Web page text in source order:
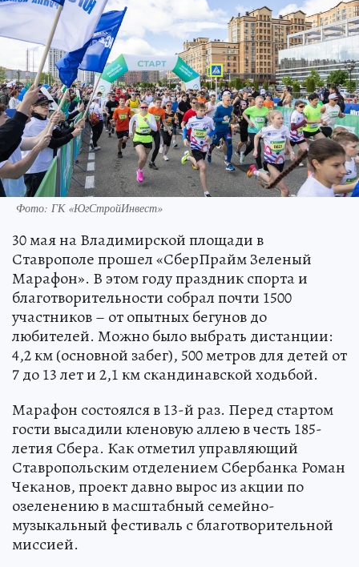
Фото: ГК «ЮгСтройИнвест»
30 мая на Владимирской площади в
Ставрополе прошел «СберПрайм Зеленый
Марафон». В этом году праздник спорта и
благотворительности собрал почти 1500
участников – от опытных бегунов до
любителей. Можно было выбрать дистанции:
4,2 км (основной забег), 500 метров для детей от
7 до 13 лет и 2,1 км скандинавской ходьбой.
Марафон состоялся в 13-й раз. Перед стартом
гости высадили кленовую аллею в честь 185-
летия Сбера. Как отметил управляющий
Ставропольским отделением Сбербанка Роман
Чеканов, проект давно вырос из акции по
озеленению в масштабный семейно-
музыкальный фестиваль с благотворительной
миссией.